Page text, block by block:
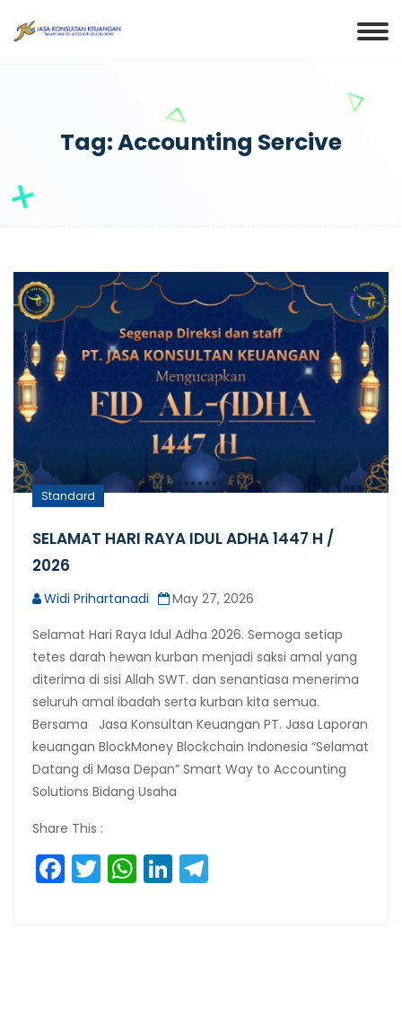
Tag: Accounting Sercive
Standard
SELAMAT HARI RAYA IDUL ADHA 1447 H /
2026
Widi Prihartanadi
May 27, 2026
Selamat Hari Raya Idul Adha 2026. Semoga setiap
tetes darah hewan kurban menjadi saksi amal yang
diterima di sisi Allah SWT. dan senantiasa menerima
seluruh amal ibadah serta kurban kita semua.
Bersama Jasa Konsultan Keuangan PT. Jasa Laporan
keuangan BlockMoney Blockchain Indonesia “Selamat
Datang di Masa Depan” Smart Way to Accounting
Solutions Bidang Usaha
Share This :
Facebook
Twitter
WhatsApp
LinkedIn